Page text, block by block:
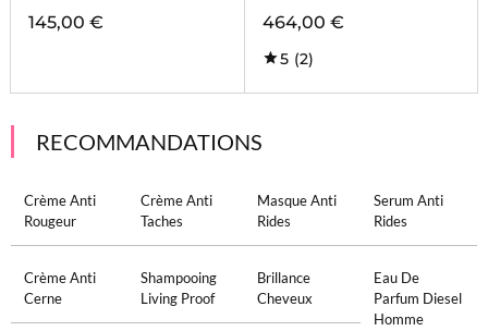
145,00 € 464,00 €
5 (2)
RECOMMANDATIONS
Crème Anti
Rougeur
Crème Anti
Taches
Masque Anti
Rides
Serum Anti
Rides
Crème Anti
Cerne
Shampooing
Living Proof
Brillance
Cheveux
Eau De
Parfum Diesel
Homme